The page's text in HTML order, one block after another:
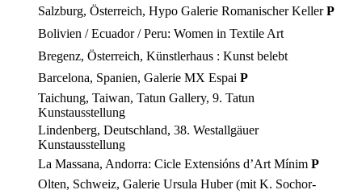
Salzburg, Österreich, Hypo Galerie Romanischer KellerP
Bolivien / Ecuador / Peru: Women in Textile Art
Bregenz, Österreich, Künstlerhaus : Kunst belebt
Barcelona, Spanien, Galerie MX Espai P
Taichung, Taiwan, Tatun Gallery, 9. Tatun
Kunstausstellung
Lindenberg, Deutschland, 38. Westallgäuer
Kunstausstellung
La Massana, Andorra: Cicle Extensións d’Art Mínim P
Olten, Schweiz, Galerie Ursula Huber (mit K. Sochor-